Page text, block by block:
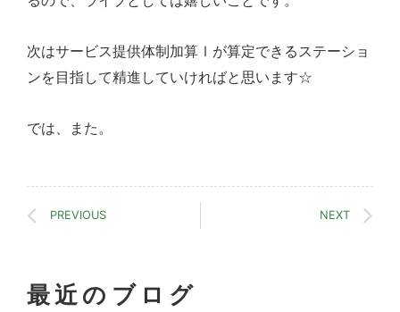
次はサービス提供体制加算Ⅰが算定できるステーショ
ンを目指して精進していければと思います☆
では、また。
PREVIOUS NEXT
最近のブログ